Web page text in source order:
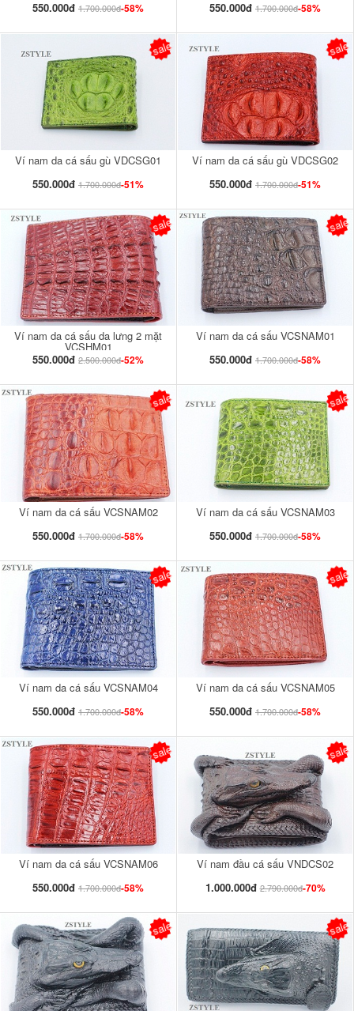
550.000đ 1.700.000đ-58%
550.000đ 1.700.000đ-58%
Ví nam da cá sấu gù VDCSG01
550.000đ 1.700.000đ-51%
sale
Ví nam da cá sấu gù VDCSG02
550.000đ 1.700.000đ-51%
sale
Ví nam da cá sấu da lưng 2 mặt
VCSHM01
550.000đ 2.500.000đ-52%
sale
Ví nam da cá sấu VCSNAM01
550.000đ 1.700.000đ-58%
sale
Ví nam da cá sấu VCSNAM02
550.000đ 1.700.000đ-58%
sale
Ví nam da cá sấu VCSNAM03
550.000đ 1.700.000đ-58%
sale
Ví nam da cá sấu VCSNAM04
550.000đ 1.700.000đ-58%
sale
Ví nam da cá sấu VCSNAM05
550.000đ 1.700.000đ-58%
sale
Ví nam da cá sấu VCSNAM06
550.000đ 1.700.000đ-58%
sale
Ví nam đầu cá sấu VNDCS02
1.000.000đ 2.790.000đ-70%
sale
sale sale